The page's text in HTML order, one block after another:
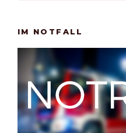
IM NOTFALL